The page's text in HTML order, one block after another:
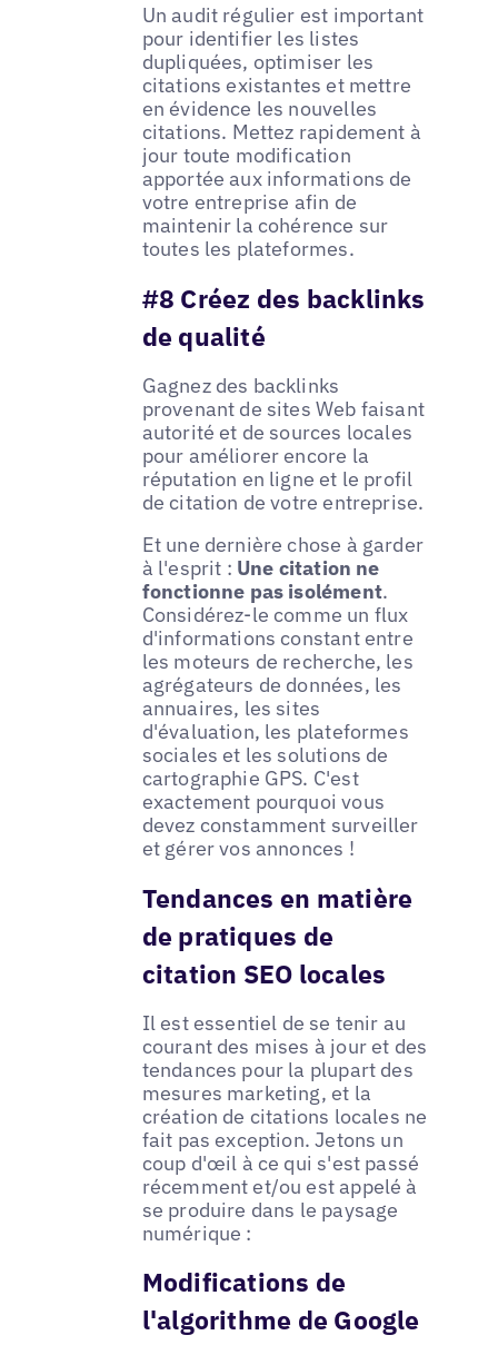
Un audit régulier est important
pour identifier les listes
dupliquées, optimiser les
citations existantes et mettre
en évidence les nouvelles
citations. Mettez rapidement à
jour toute modification
apportée aux informations de
votre entreprise afin de
maintenir la cohérence sur
toutes les plateformes.
#8 Créez des backlinks
de qualité
Gagnez des backlinks
provenant de sites Web faisant
autorité et de sources locales
pour améliorer encore la
réputation en ligne et le profil
de citation de votre entreprise.
Et une dernière chose à garder
à l'esprit : Une citation ne
fonctionne pas isolément.
Considérez-le comme un flux
d'informations constant entre
les moteurs de recherche, les
agrégateurs de données, les
annuaires, les sites
d'évaluation, les plateformes
sociales et les solutions de
cartographie GPS. C'est
exactement pourquoi vous
devez constamment surveiller
et gérer vos annonces !
Tendances en matière
de pratiques de
citation SEO locales
Il est essentiel de se tenir au
courant des mises à jour et des
tendances pour la plupart des
mesures marketing, et la
création de citations locales ne
fait pas exception. Jetons un
coup d'œil à ce qui s'est passé
récemment et/ou est appelé à
se produire dans le paysage
numérique :
Modifications de
l'algorithme de Google